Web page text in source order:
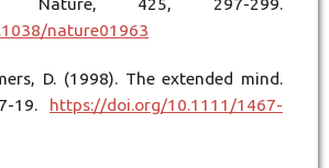
nature01963
D. (1998). The extended mind.
19. https://doi.org/10.1111/1467-